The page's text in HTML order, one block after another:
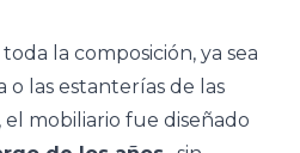
la composición, ya sea
o las estanterías de las
el mobiliario fue diseñado